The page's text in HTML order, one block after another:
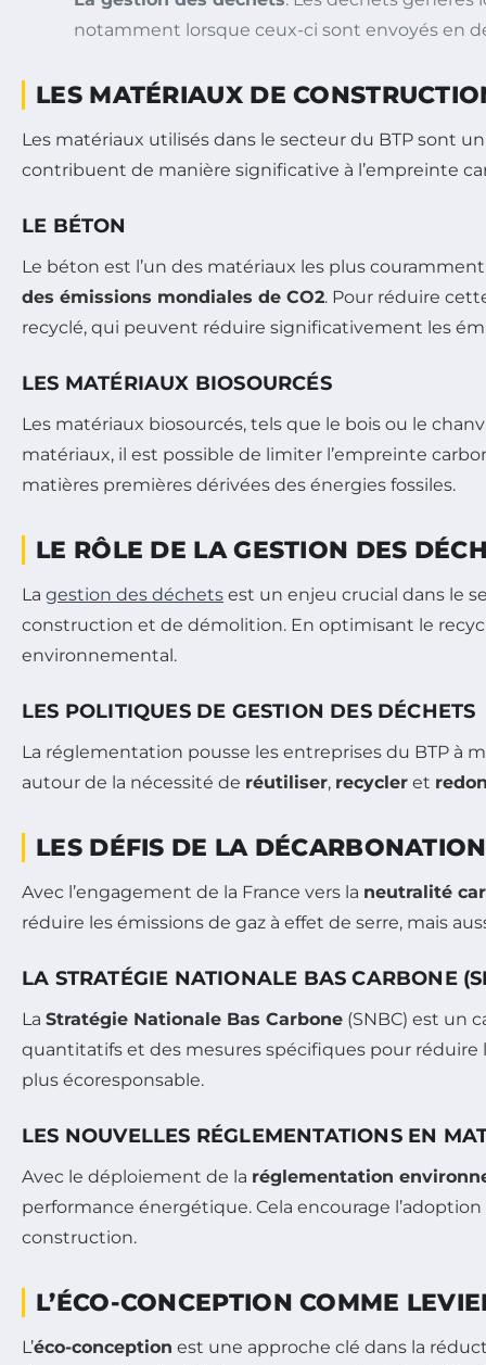
notamment lorsque ceux-ci sont envoyés en
LES MATÉRIAUX DE
Les matériaux utilisés dans le secteur du BTP sont
contribuent de manière significative à l’empreinte
LE BÉTON
Le béton est l’un des matériaux les plus
des émissions mondiales de CO2. Pour réduire
recyclé, qui peuvent réduire significativement les
LES MATÉRIAUX BIOSOURCÉS
Les matériaux biosourcés, tels que le bois ou le
matériaux, il est possible de limiter l’empreinte
matières premières dérivées des énergies fossiles.
LE RÔLE DE LA GESTION DES
La gestion des déchets est un enjeu crucial dans le
construction et de démolition. En optimisant le
environnemental.
LES POLITIQUES DE GESTION DES DÉCHETS
La réglementation pousse les entreprises du BTP à
autour de la nécessité de réutiliser, recycler et
LES DÉFIS DE LA
Avec l’engagement de la France vers la neutralité
réduire les émissions de gaz à effet de serre, mais
LA STRATÉGIE NATIONALE BAS CARBONE
La Stratégie Nationale Bas Carbone (SNBC) est un
quantitatifs et des mesures spécifiques pour réduire
plus écoresponsable.
LES NOUVELLES RÉGLEMENTATIONS EN
Avec le déploiement de la réglementation
performance énergétique. Cela encourage
construction.
L’ÉCO-CONCEPTION COMME
L’éco-conception est une approche clé dans la